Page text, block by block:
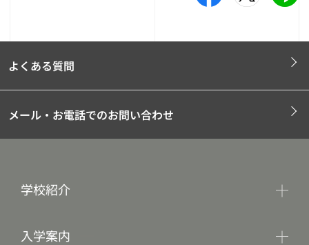
よくある質問
メール・お電話でのお問い合わせ
学校紹介
入学案内